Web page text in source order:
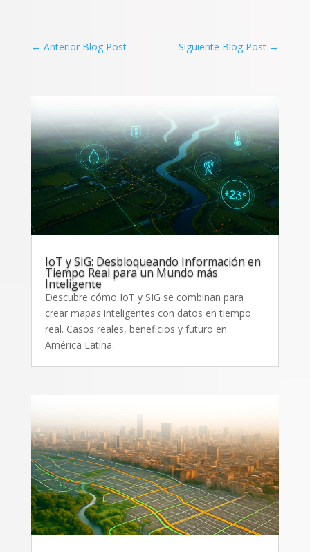
← Anterior Blog Post Siguiente Blog Post →
IoT y SIG: Desbloqueando Información en
Tiempo Real para un Mundo más
Inteligente
Descubre cómo IoT y SIG se combinan para
crear mapas inteligentes con datos en tiempo
real. Casos reales, beneficios y futuro en
América Latina.